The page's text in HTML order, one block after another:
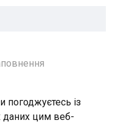
із
даних цим веб-